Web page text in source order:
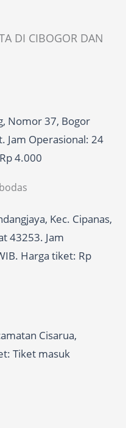
DI CIBOGOR DAN
Nomor 37, Bogor
Jam Operasional: 24
4.000
Kec. Cipanas,
43253. Jam
Harga tiket: Rp
Cisarua,
Tiket masuk